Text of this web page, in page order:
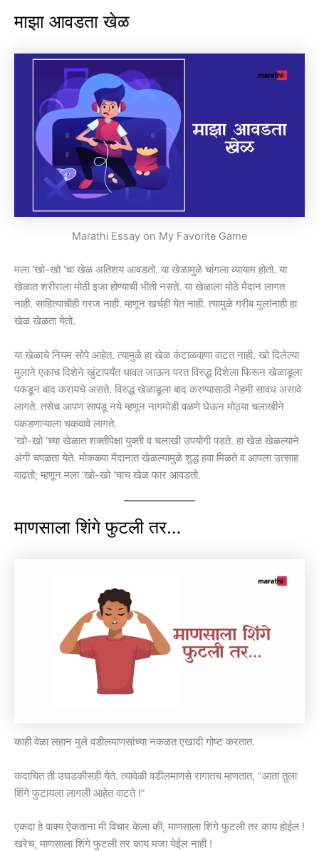
माझा आवडता खेळ
Marathi Essay on My Favorite Game
मला ‘खो-खो ‘चा खेळ अतिशय आवडतो. या खेळामुळे चांगला व्यायाम होतो. या
खेळात शरीराला मोठी इजा होण्याची भीती नसते. या खेळाला मोठे मैदान लागत
नाही. साहित्याचीही गरज नाही. म्हणून खर्चही येत नाही. त्यामुळे गरीब मुलांनाही हा
खेळ खेळता येतो.
या खेळाचे नियम सोपे आहेत. त्यामुळे हा खेळ कंटाळवाणा वाटत नाही. खो दिलेल्या
मुलाने एकाच दिशेने खुंटापर्यंत धावत जाऊन परत विरुद्ध दिशेला फिरून खेळाडूला
पकडून बाद करायचे असते. विरुद्ध खेळाडूला बाद करण्यासाठी नेहमी सावध असावे
लागते. तसेच आपण सापडू नये म्हणून नागमोडी वळणे घेऊन मोठ्या चलाखीने
पकडणाऱ्याला चकवावे लागते.
‘खो-खो ‘च्या खेळात शक्तीपेक्षा युक्ती व चलाखी उपयोगी पडते. हा खेळ खेळल्याने
अंगी चपळता येते. मोकळ्या मैदानात खेळल्यामुळे शुद्ध हवा मिळते व आपला उत्साह
वाढतो; म्हणून मला ‘खो-खो ‘चाच खेळ फार आवडतो.
माणसाला शिंगे फुटली तर…
काही वेळा लहान मुले वडीलमाणसांच्या नकळत एखादी गोष्ट करतात.
कदाचित ती उघडकीसही येते. त्यावेळी वडीलमाणसे रागातच म्हणतात, “आता तुला
शिंगे फुटायला लागली आहेत वाटते !”
एकदा हे वाक्य ऐकताना मी विचार केला की, माणसाला शिंगे फुटली तर काय होईल !
खरेच, माणसाला शिंगे फुटली तर काय मजा येईल नाही !